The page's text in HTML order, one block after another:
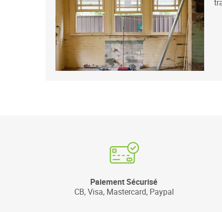
Paiement Sécurisé
CB, Visa, Mastercard, Paypal